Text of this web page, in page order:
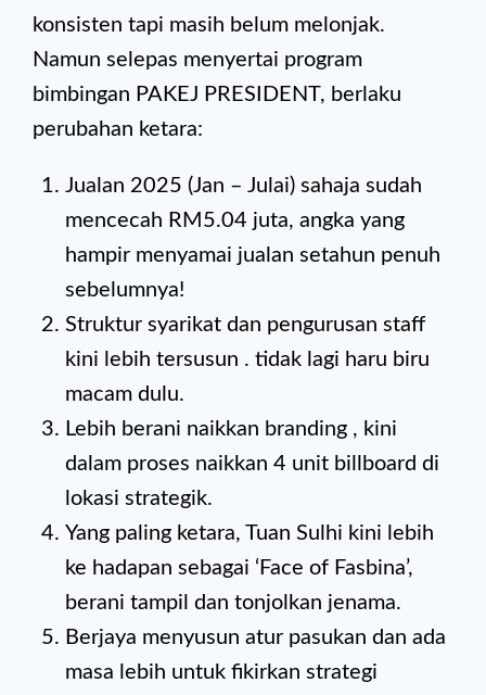
konsisten tapi masih belum melonjak.
Namun selepas menyertai program
bimbingan PAKEJ PRESIDENT, berlaku
perubahan ketara:
Jualan 2025 (Jan – Julai) sahaja sudah
mencecah RM5.04 juta, angka yang
hampir menyamai jualan setahun penuh
sebelumnya!
Struktur syarikat dan pengurusan staff
kini lebih tersusun . tidak lagi haru biru
macam dulu.
Lebih berani naikkan branding , kini
dalam proses naikkan 4 unit billboard di
lokasi strategik.
Yang paling ketara, Tuan Sulhi kini lebih
ke hadapan sebagai ‘Face of Fasbina’,
berani tampil dan tonjolkan jenama.
Berjaya menyusun atur pasukan dan ada
masa lebih untuk fikirkan strategi